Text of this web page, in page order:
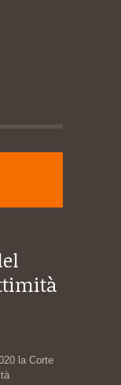
la Corte